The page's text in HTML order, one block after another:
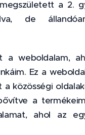
a 2.
de
a weboldalam,
Ez a
a közösségi
a
ahol az